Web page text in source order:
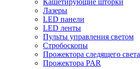
Лазеры
LED панели
LED ленты
Пульты управления светом
Стробоскопы
Прожектора следящего света
Прожектора PAR